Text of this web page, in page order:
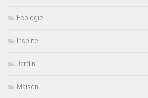
Ecologie
Insolite
Jardin
Maison